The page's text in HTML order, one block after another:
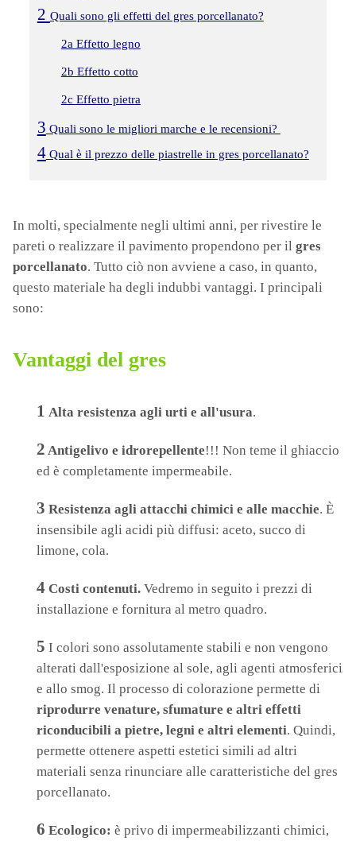
2 Quali sono gli effetti del gres porcellanato?
2a Effetto legno
2b Effetto cotto
2c Effetto pietra
3 Quali sono le migliori marche e le recensioni?
4Qual è il prezzo delle piastrelle in gres porcellanato?
In molti, specialmente negli ultimi anni, per rivestire le
pareti o realizzare il pavimento propendono per il gres
porcellanato. Tutto ciò non avviene a caso, in quanto,
questo materiale ha degli indubbi vantaggi. I principali
sono:
Vantaggi del gres
1 Alta resistenza agli urti e all'usura.
2 Antigelivo e idrorepellente!!! Non teme il ghiaccio
ed è completamente impermeabile.
3 Resistenza agli attacchi chimici e alle macchie. È
insensibile agli acidi più diffusi: aceto, succo di
limone, cola.
4 Costi contenuti. Vedremo in seguito i prezzi di
installazione e fornitura al metro quadro.
5 I colori sono assolutamente stabili e non vengono
alterati dall'esposizione al sole, agli agenti atmosferici
e allo smog. Il processo di colorazione permette di
riprodurre venature, sfumature e altri effetti
riconducibili a pietre, legni e altri elementi. Quindi,
permette ottenere aspetti estetici simili ad altri
materiali senza rinunciare alle caratteristiche del gres
porcellanato.
6 Ecologico: è privo di impermeabilizzanti chimici,